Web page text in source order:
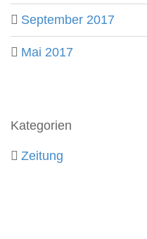
September 2017
Mai 2017
Kategorien
Zeitung